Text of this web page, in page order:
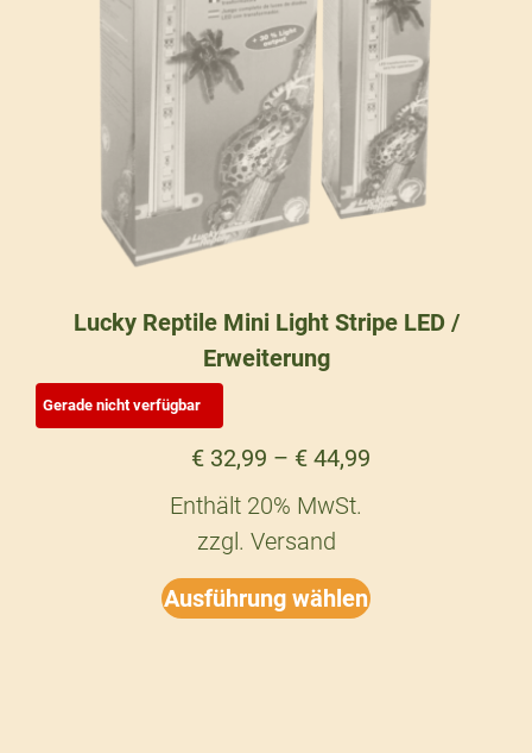
Lucky Reptile Mini Light Stripe LED /
Erweiterung
€ 32,99 – € 44,99
Enthält 20% MwSt.
zzgl. Versand
Ausführung wählen